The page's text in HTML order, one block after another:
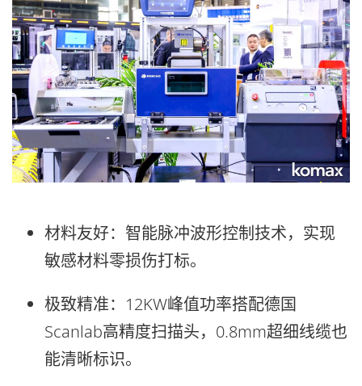
材料友好： 智能脉冲波形控制技术，实现
敏感材料零损伤打标。
极致精准： 12KW峰值功率搭配德国
Scanlab高精度扫描头，0.8mm超细线缆也
能清晰标识。